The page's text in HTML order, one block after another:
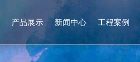
产品展示 新闻中心 工程案例